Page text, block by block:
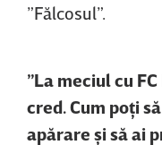
”Fălcosul”.
”La meciul cu
cred. Cum poţi
apărare şi să ai